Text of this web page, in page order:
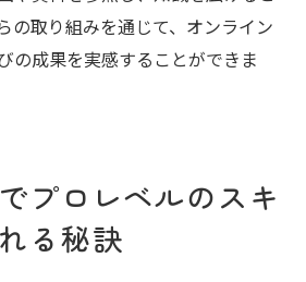
の取り組みを通じて、オンライン
の成果を実感することができま
プロレベルのスキ
る秘訣